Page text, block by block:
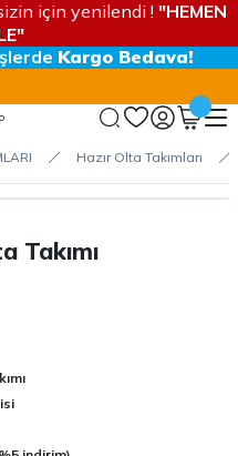
için yenilendi ! "HEMEN
Kargo Bedava!
Hazır Olta Takımları
Takımı